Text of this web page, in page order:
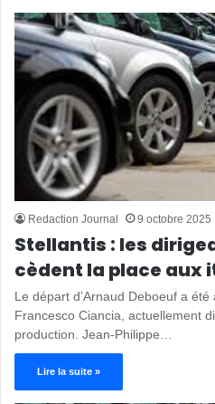
Redaction Journal 9 octobre 2025
Stellantis : les
cèdent la place aux
Le départ d’Arnaud Deboeuf a
Francesco Ciancia, actuellement
production. Jean-Philippe…
Lire la suite »